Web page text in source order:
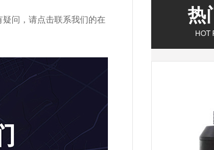
问，请点击联系我们的在
热
HOT